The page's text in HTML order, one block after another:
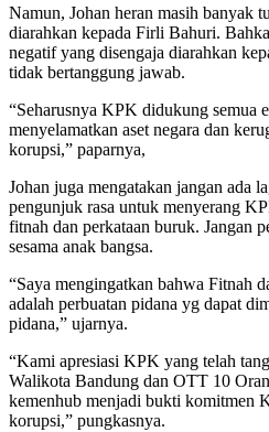
Namun, Johan heran masih banyak
diarahkan kepada Firli Bahuri.
negatif yang disengaja diarahkan
tidak bertanggung jawab.
“Seharusnya KPK didukung semua
menyelamatkan aset negara dan
korupsi,” paparnya,
Johan juga mengatakan jangan ada
pengunjuk rasa untuk menyerang
fitnah dan perkataan buruk. Jangan
sesama anak bangsa.
“Saya mengingatkan bahwa Fitnah
adalah perbuatan pidana yg dapat
pidana,” ujarnya.
“Kami apresiasi KPK yang telah
Walikota Bandung dan OTT 10
kemenhub menjadi bukti komitmen
korupsi,” pungkasnya.